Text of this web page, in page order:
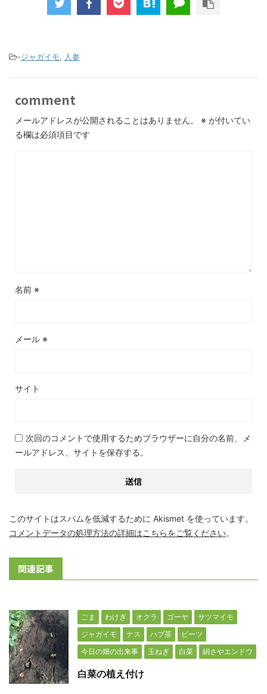
-ジャガイモ, 人参
comment
メールアドレスが公開されることはありません。 ※ が付いてい
る欄は必須項目です
名前 ※
メール ※
サイト
次回のコメントで使用するためブラウザーに自分の名前、メ
ールアドレス、サイトを保存する。
このサイトはスパムを低減するために Akismet を使っています。
コメントデータの処理方法の詳細はこちらをご覧ください。
関連記事
ごま わけぎ オクラ ゴーヤ
サツマイモ
ジャガイモ
ナス ハブ茶
ビーツ
今日の畑の出来事
玉ねぎ 白菜 絹さやエンドウ
白菜の植え付け